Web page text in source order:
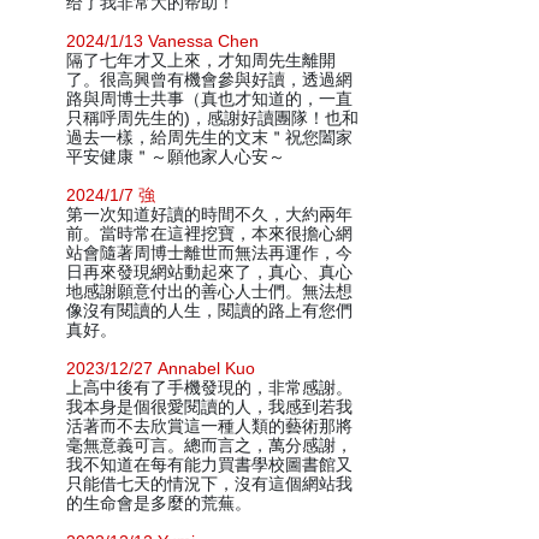
2024/1/13 Vanessa Chen
隔了七年才又上來，才知周先生離開
了。很高興曾有機會參與好讀，透過網
路與周博士共事（真也才知道的，一直
只稱呼周先生的)，感謝好讀團隊！也和
過去一樣，給周先生的文末＂祝您闔家
平安健康＂～願他家人心安～
2024/1/7 強
第一次知道好讀的時間不久，大約兩年
前。當時常在這裡挖寶，本來很擔心網
站會隨著周博士離世而無法再運作，今
日再來發現網站動起來了，真心、真心
地感謝願意付出的善心人士們。無法想
像沒有閱讀的人生，閱讀的路上有您們
真好。
2023/12/27 Annabel Kuo
上高中後有了手機發現的，非常感謝。
我本身是個很愛閱讀的人，我感到若我
活著而不去欣賞這一種人類的藝術那將
毫無意義可言。總而言之，萬分感謝，
我不知道在每有能力買書學校圖書館又
只能借七天的情況下，沒有這個網站我
的生命會是多麼的荒蕪。